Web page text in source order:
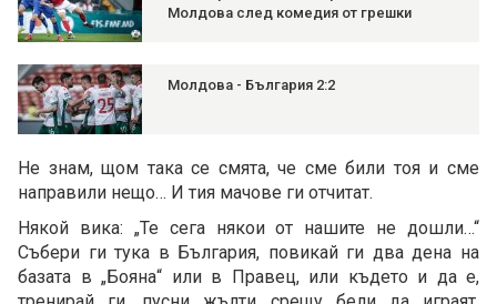
Молдова след комедия от грешки
Молдова - България 2:2
Не знам, щом така се смята, че сме били тоя и сме
направили нещо… И тия мачове ги отчитат.
Някой вика: „Те сега някои от нашите не дошли…“
Събери ги тука в България, повикай ги два дена на
базата в „Бояна“ или в Правец, или където и да е,